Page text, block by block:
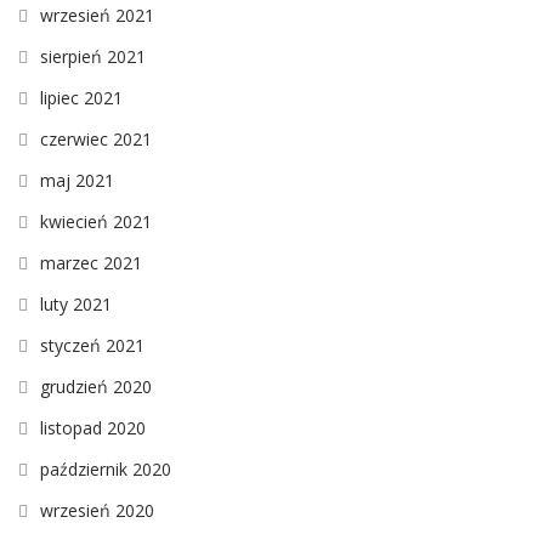
wrzesień 2021
sierpień 2021
lipiec 2021
czerwiec 2021
maj 2021
kwiecień 2021
marzec 2021
luty 2021
styczeń 2021
grudzień 2020
listopad 2020
październik 2020
wrzesień 2020